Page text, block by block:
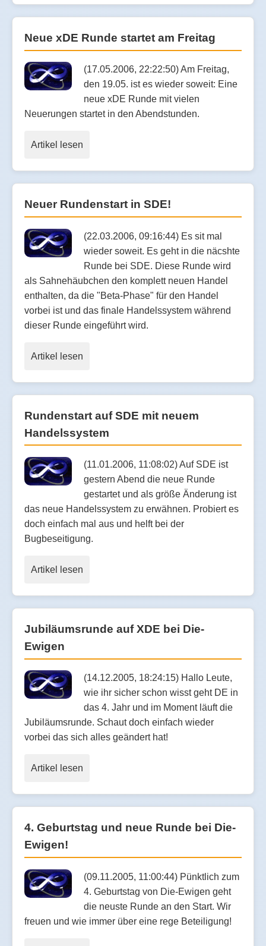
Neue xDE Runde startet am Freitag
(17.05.2006, 22:22:50) Am Freitag,
den 19.05. ist es wieder soweit: Eine
neue xDE Runde mit vielen
Neuerungen startet in den Abendstunden.
Artikel lesen
Neuer Rundenstart in SDE!
(22.03.2006, 09:16:44) Es sit mal
wieder soweit. Es geht in die näcshte
Runde bei SDE. Diese Runde wird
als Sahnehäubchen den komplett neuen Handel
enthalten, da die "Beta-Phase" für den Handel
vorbei ist und das finale Handelssystem während
dieser Runde eingeführt wird.
Artikel lesen
Rundenstart auf SDE mit neuem
Handelssystem
(11.01.2006, 11:08:02) Auf SDE ist
gestern Abend die neue Runde
gestartet und als größe Änderung ist
das neue Handelssystem zu erwähnen. Probiert es
doch einfach mal aus und helft bei der
Bugbeseitigung.
Artikel lesen
Jubiläumsrunde auf XDE bei Die-
Ewigen
(14.12.2005, 18:24:15) Hallo Leute,
wie ihr sicher schon wisst geht DE in
das 4. Jahr und im Moment läuft die
Jubiläumsrunde. Schaut doch einfach wieder
vorbei das sich alles geändert hat!
Artikel lesen
4. Geburtstag und neue Runde bei Die-
Ewigen!
(09.11.2005, 11:00:44) Pünktlich zum
4. Geburtstag von Die-Ewigen geht
die neuste Runde an den Start. Wir
freuen und wie immer über eine rege Beteiligung!